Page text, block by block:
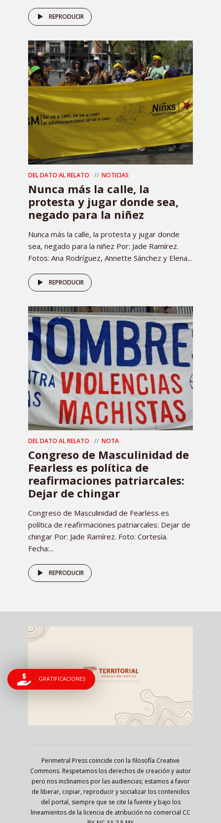
REPRODUCIR
DEL DATO AL RELATO NOTICIAS
Nunca más la calle, la
protesta y jugar donde sea,
negado para la niñez
Nunca más la calle, la protesta y jugar donde
sea, negado para la niñez Por: Jade Ramírez.
Fotos: Ana Rodríguez, Annette Sánchez y Elena...
REPRODUCIR
DEL DATO AL RELATO NOTA
Congreso de Masculinidad de
Fearless es política de
reafirmaciones patriarcales:
Dejar de chingar
Congreso de Masculinidad de Fearless es
política de reafirmaciones patriarcales: Dejar de
chingar Por: Jade Ramírez. Foto: Cortesía.
Fecha:...
REPRODUCIR
Perimetral Press coincide con la filosofía Creative
Commons. Respetamos los derechos de creación y autor
pero nos inclinamos por las audiencias; estamos a favor
de liberar, copiar, reproducir y socializar los contenidos
del portal, siempre que se cite la fuente y bajo los
lineamientos de la licencia de atribución no comercial CC
GRATIFICACIONES